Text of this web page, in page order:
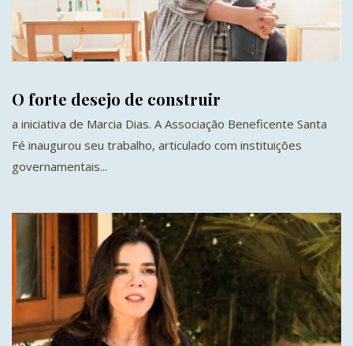
O forte desejo de construir
a iniciativa de Marcia Dias. A Associação Beneficente Santa
Fé inaugurou seu trabalho, articulado com instituições
governamentais...